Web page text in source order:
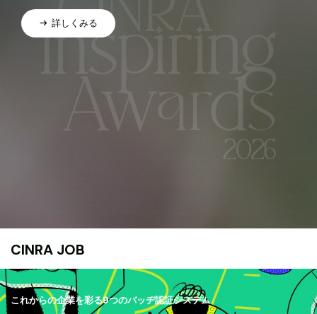
詳しくみる
CINRA JOB
これからの企業を彩る9つのバッヂ認証システム